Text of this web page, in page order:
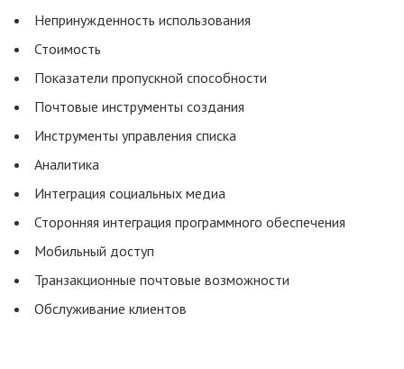
Непринужденность использования
Стоимость
Показатели пропускной способности
Почтовые инструменты создания
Инструменты управления списка
Аналитика
Интеграция социальных медиа
Сторонняя интеграция программного обеспечения
Мобильный доступ
Транзакционные почтовые возможности
Обслуживание клиентов